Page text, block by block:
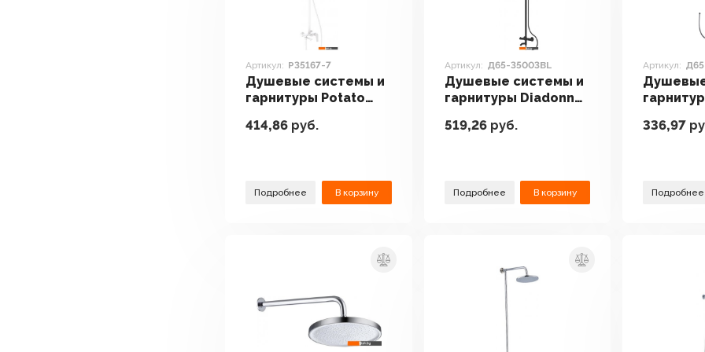
Артикул: Р35167-7
Душевые системы и
гарнитуры Potato
414,86 руб.
Подробнее В корзину
Артикул: Д65-35003BL
Душевые системы и
гарнитуры Diadonna
519,26руб.
Подробнее В корзину
Артикул:
336,97
Подробнее